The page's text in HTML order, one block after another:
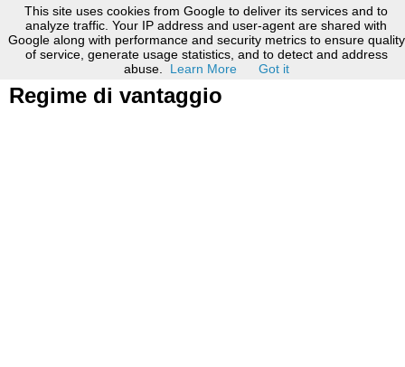
2 marzo 2014
Praticante Avvocato e la Partita Iva -
Regime di vantaggio
This site uses cookies from Google to deliver its services and to
analyze traffic. Your IP address and user-agent are shared with
Google along with performance and security metrics to ensure quality
of service, generate usage statistics, and to detect and address
abuse.
Learn More Got it